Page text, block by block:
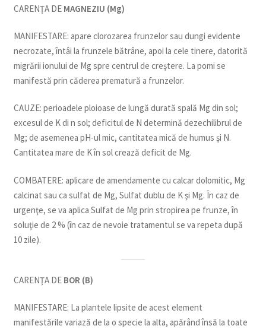
CARENŢA DE MAGNEZIU (Mg)
MANIFESTARE: apare clorozarea frunzelor sau dungi evidente
necrozate, întâi la frunzele bătrâne, apoi la cele tinere, datorită
migrării ionului de Mg spre centrul de creştere. La pomi se
manifestă prin căderea prematură a frunzelor.
CAUZE: perioadele ploioase de lungă durată spală Mg din sol;
excesul de K di n sol; deficitul de N determină dezechilibrul de
Mg; de asemenea pH-ul mic, cantitatea mică de humus şi N.
Cantitatea mare de K în sol crează deficit de Mg.
COMBATERE: aplicare de amendamente cu calcar dolomitic, Mg
calcinat sau ca sulfat de Mg, Sulfat dublu de K şi Mg. În caz de
urgenţe, se va aplica Sulfat de Mg prin stropirea pe frunze, în
soluţie de 2 % (în caz de nevoie tratamentul se va repeta după
10 zile).
CARENŢA DE BOR (B)
MANIFESTARE: La plantele lipsite de acest element
manifestările variază de la o specie la alta, apărând însă la toate